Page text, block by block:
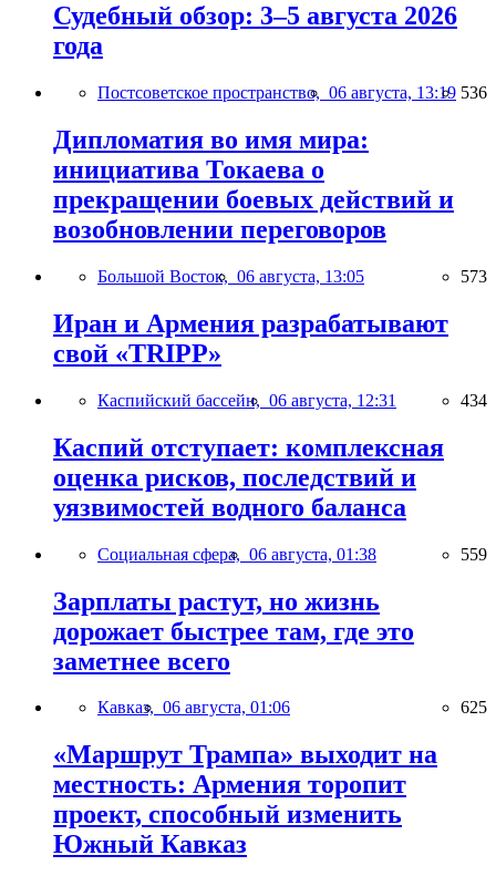
Судебный обзор: 3–5 августа 2026
года
Постсоветское пространство, 06 августа, 13:19 536
Дипломатия во имя мира:
инициатива Токаева о
прекращении боевых действий и
возобновлении переговоров
Большой Восток, 06 августа, 13:05 573
Иран и Армения разрабатывают
свой «TRIPP»
Каспийский бассейн, 06 августа, 12:31 434
Каспий отступает: комплексная
оценка рисков, последствий и
уязвимостей водного баланса
Социальная сфера, 06 августа, 01:38 559
Зарплаты растут, но жизнь
дорожает быстрее там, где это
заметнее всего
Кавказ, 06 августа, 01:06 625
«Маршрут Трампа» выходит на
местность: Армения торопит
проект, способный изменить
Южный Кавказ